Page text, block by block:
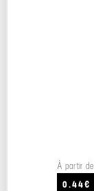
À partir de
0.44€